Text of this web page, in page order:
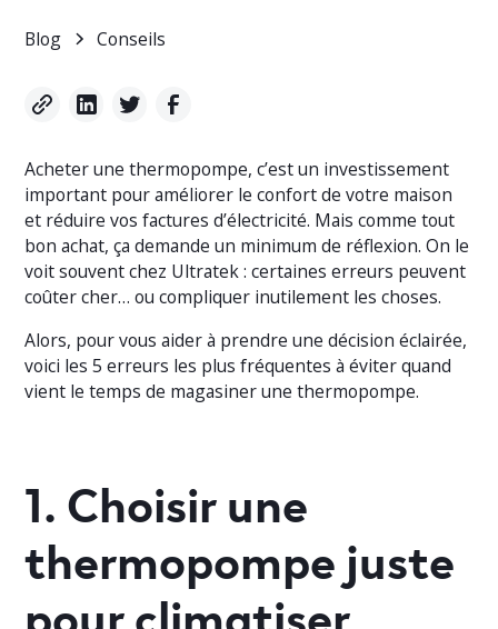
Blog Conseils
Acheter une thermopompe, c’est un investissement
important pour améliorer le confort de votre maison
et réduire vos factures d’électricité. Mais comme tout
bon achat, ça demande un minimum de réflexion. On le
voit souvent chez Ultratek : certaines erreurs peuvent
coûter cher… ou compliquer inutilement les choses.
Alors, pour vous aider à prendre une décision éclairée,
voici les 5 erreurs les plus fréquentes à éviter quand
vient le temps de magasiner une thermopompe.
1. Choisir une
thermopompe juste
pour climatiser